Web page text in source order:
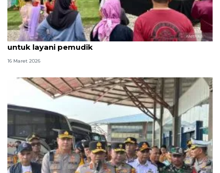
Pos terpadu berdesain Sunda disiapkan di Nagreg
untuk layani pemudik
16 Maret 2026